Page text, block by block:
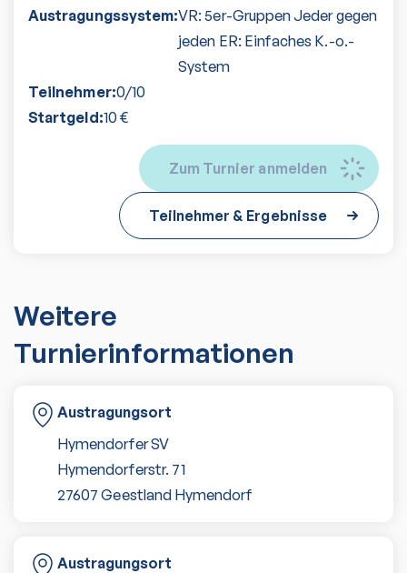
Austragungssystem:VR: 5er-Gruppen Jeder gegen
jeden ER: Einfaches K.-o.-
System
Teilnehmer:0/10
Startgeld:10 €
Zum Turnier anmelden
Teilnehmer & Ergebnisse
Weitere
Turnierinformationen
Austragungsort
Hymendorfer SV
Hymendorferstr. 71
27607 Geestland Hymendorf
Austragungsort